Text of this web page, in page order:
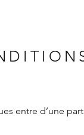
entre d’une